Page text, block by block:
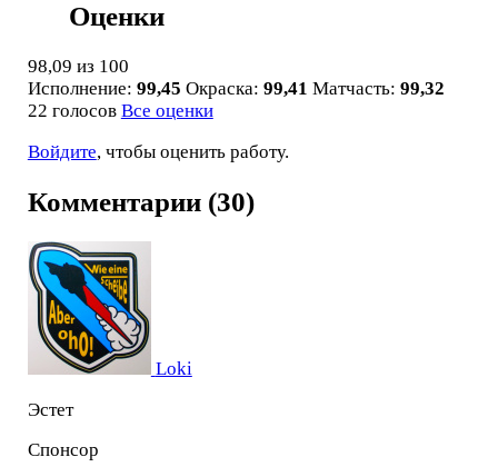
Оценки
98,09 из 100
Исполнение: 99,45 Окраска: 99,41 Матчасть: 99,32
22 голосов Все оценки
Войдите, чтобы оценить работу.
Комментарии (30)
Loki
Эстет
Спонсор